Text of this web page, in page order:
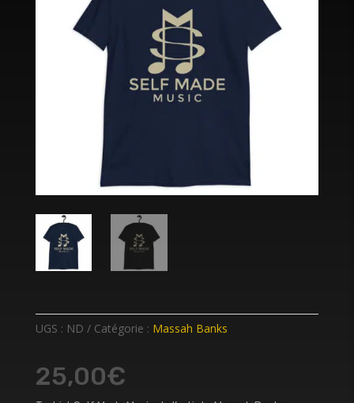
UGS : ND Catégorie : Massah Banks
25,00€